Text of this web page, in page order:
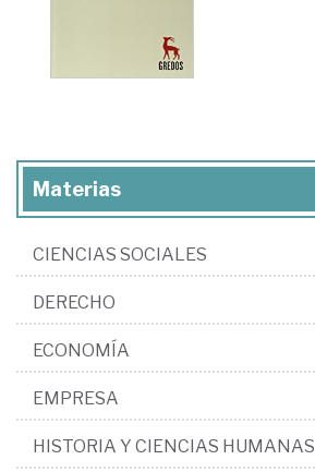
Materias
CIENCIAS SOCIALES
DERECHO
ECONOMÍA
EMPRESA
HISTORIA Y CIENCIAS HUMANAS